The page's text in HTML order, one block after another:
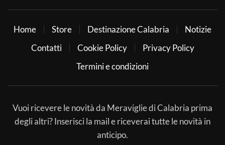
Home Store Destinazione Calabria
Notizie
Contatti
Cookie Policy
Privacy Policy
Termini e condizioni
Vuoi ricevere le novità da Meraviglie di Calabria prima
degli altri? Inserisci la mail e riceverai tutte le novità in
anticipo.